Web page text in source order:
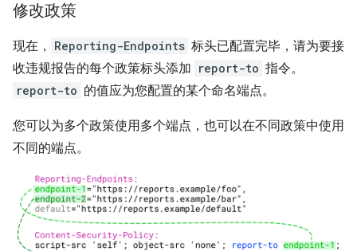
修改政策
现在， Reporting-Endpoints 标头已配置完毕，请为要接
收违规报告的每个政策标头添加 report-to 指令。
report-to 的值应为您配置的某个命名端点。
您可以为多个政策使用多个端点，也可以在不同政策中使用
不同的端点。